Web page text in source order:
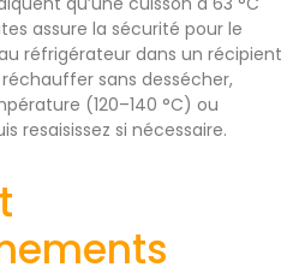
assure la sécurité pour le
réfrigérateur dans un récipient
sans dessécher,
(120–140 °C) ou
resaisissez si nécessaire.